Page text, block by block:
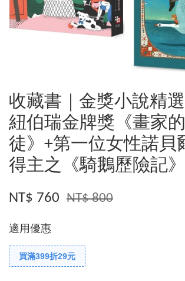
收藏書｜金獎小說精選
紐伯瑞金牌獎《畫家
徒》+第一位女性諾貝
得主之《騎鵝歷險記》
NT$ 760 NT$ 800
適用優惠
買滿399折29元